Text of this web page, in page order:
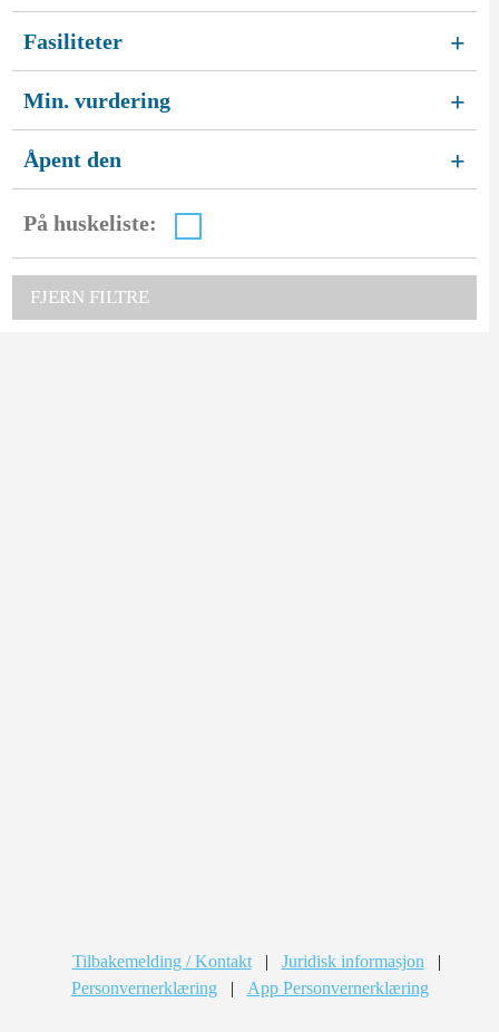
Fasiliteter +
Min. vurdering +
Åpent den +
På huskeliste:
FJERN FILTRE
Tilbakemelding / Kontakt | Juridisk informasjon
|
Personvernerklæring
| App Personvernerklæring